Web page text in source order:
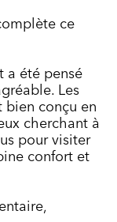
ce
a été pensé
Les
bien conçu en
cherchant à
pour visiter
confort et